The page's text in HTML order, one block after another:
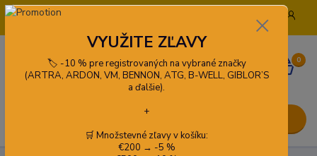
+421 908 772 919
0
0,00 €
VYUŽITE ZĽAVY
🏷️ -10 % pre registrovaných na vybrané značky
(ARTRA, ARDON, VM, BENNON, ATG, B-WELL, GIBLOR’S
a ďalšie).
+
🛒 Množstevné zľavy v košíku:
€200 → -5 %